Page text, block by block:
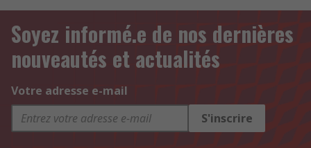
Soyez informé.e de nos dernières
nouveautés et actualités
Votre adresse e-mail
S'inscrire